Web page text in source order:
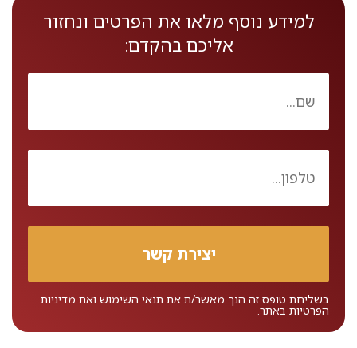
למידע נוסף מלאו את הפרטים ונחזור
אליכם בהקדם:
בשליחת טופס זה הנך מאשר/ת את תנאי השימוש ואת מדיניות
הפרטיות באתר.